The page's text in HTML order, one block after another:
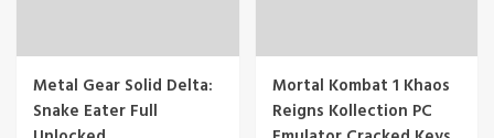
Metal Gear Solid Delta:
Snake Eater Full
Mortal Kombat 1 Khaos
Reigns Kollection PC